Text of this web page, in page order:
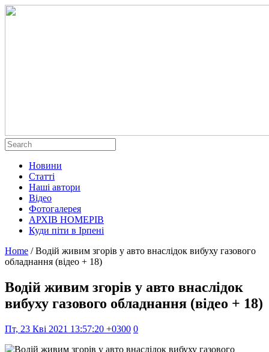
Новини
Статті
Наші автори
Відео
Фотогалерея
АРХІВ НОМЕРІВ
Куди піти в Ірпені
Home / Водій живим згорів у авто внаслідок вибуху газового
обладнання (відео + 18)
Водій живим згорів у авто внаслідок
вибуху газового обладнання (відео + 18)
Пт, 23 Кві 2021 13:57:20 +0300 0